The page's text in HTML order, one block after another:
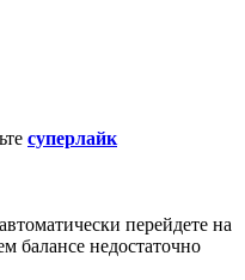
суперлайк
перейдете на
балансе недостаточно